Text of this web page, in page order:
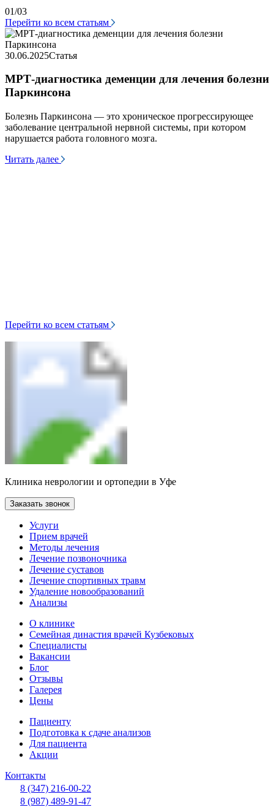
01/03
Перейти ко всем статьям
30.06.2025Статья
МРТ-диагностика деменции для лечения болезни
Паркинсона
Болезнь Паркинсона — это хроническое прогрессирующее
заболевание центральной нервной системы, при котором
нарушается работа головного мозга.
Читать далее
Перейти ко всем статьям
Клиника неврологии и ортопедии в Уфе
Заказать звонок
Услуги
Прием врачей
Методы лечения
Лечение позвоночника
Лечение суставов
Лечение спортивных травм
Удаление новообразований
Анализы
О клинике
Семейная династия врачей Кузбековых
Специалисты
Вакансии
Блог
Отзывы
Галерея
Цены
Пациенту
Подготовка к сдаче анализов
Для пациента
Акции
Контакты
8 (347) 216-00-22
8 (987) 489-91-47